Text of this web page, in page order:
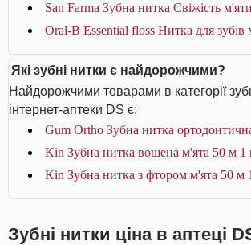
San Farma Зубна нитка Свіжість
Oral-B Essential floss Нитка для
Які зубні нитки є найдорожчими?
Найдорожчими товарами в категорії
інтернет-аптеки DS є:
Gum Ortho Зубна нитка
Kin Зубна нитка вощена м'ята 50 м 1
Kin Зубна нитка з фтором м'ята 50 м
Зубні нитки ціна в аптеці